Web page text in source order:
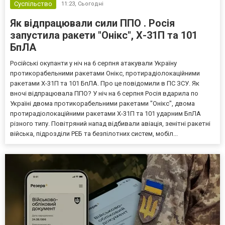
Суспільство 11:23, Сьогодні
Як відпрацювали сили ППО . Росія
запустила ракети "Онікс", Х-31П та 101
БпЛА
Російські окупанти у ніч на 6 серпня атакували Україну
протикорабельними ракетами Онікс, протирадіолокаційними
ракетами Х-31П та 101 БпЛА. Про це повідомили в ПС ЗСУ. Як
вночі відпрацювала ППО? У ніч на 6 серпня Росія вдарила по
Україні двома протикорабельними ракетами "Онікс", двома
протирадіолокаційними ракетами Х-31П та 101 ударним БпЛА
різного типу. Повітряний напад відбивали авіація, зенітні ракетні
війська, підрозділи РЕБ та безпілотних систем, мобіл...